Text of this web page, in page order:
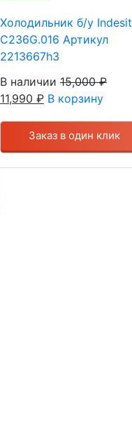
Холодильник б/у Indesit
C236G.016 Артикул
2213667h3
В наличии 15,000₽
11,990 ₽ В корзину
Заказ в один клик